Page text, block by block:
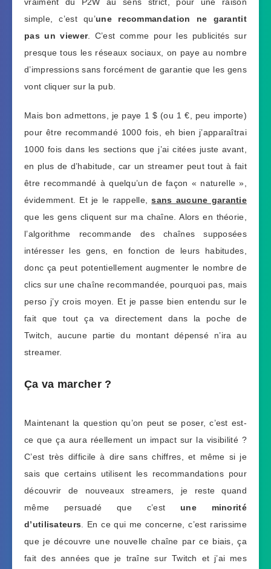
simple, c’est qu’une recommandation ne garantit
pas un viewer. C’est comme pour les publicités sur
presque tous les réseaux sociaux, on paye au nombre
d’impressions sans forcément de garantie que les gens
vont cliquer sur la pub.
Mais bon admettons, je paye 1 $ (ou 1 €, peu importe)
pour être recommandé 1000 fois, eh bien j’apparaîtrai
1000 fois dans les sections que j’ai citées juste avant,
en plus de d’habitude, car un streamer peut tout à fait
être recommandé à quelqu’un de façon « naturelle »,
évidemment. Et je le rappelle,sans aucune garantie
que les gens cliquent sur ma chaîne. Alors en théorie,
l’algorithme recommande des chaînes supposées
intéresser les gens, en fonction de leurs habitudes,
donc ça peut potentiellement augmenter le nombre de
clics sur une chaîne recommandée, pourquoi pas, mais
perso j’y crois moyen. Et je passe bien entendu sur le
fait que tout ça va directement dans la poche de
Twitch, aucune partie du montant dépensé n’ira au
streamer.
Ça va marcher ?
Maintenant la question qu’on peut se poser, c’est est-
ce que ça aura réellement un impact sur la visibilité ?
C’est très difficile à dire sans chiffres, et même si je
sais que certains utilisent les recommandations pour
découvrir de nouveaux streamers, je reste quand
même persuadé que c’est une minorité
d’utilisateurs . En ce qui me concerne, c’est rarissime
que je découvre une nouvelle chaîne par ce biais, ça
fait des années que je traîne sur Twitch et j’ai mes